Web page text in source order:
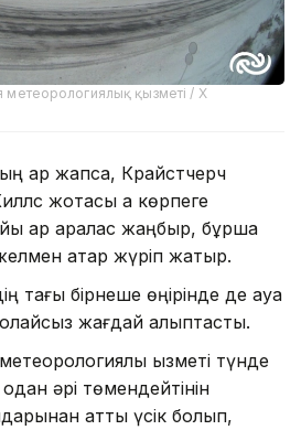
қызметі / X
қар жапса, Крайстчерч
жотасы ақ көрпеге
қар аралас жаңбыр, бұршақ
қатар жүріп жатыр.
тағы бірнеше өңірінде де ауа
жағдай қалыптасты.
қызметі түнде
әрі төмендейтінін
қатты үсік болып,